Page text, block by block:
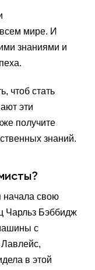
в Казахстане?
мире. И
знаниями и
чтоб стать
эти
получите
знаний.
начала свою
Чарльз Бэббидж
с
в этой